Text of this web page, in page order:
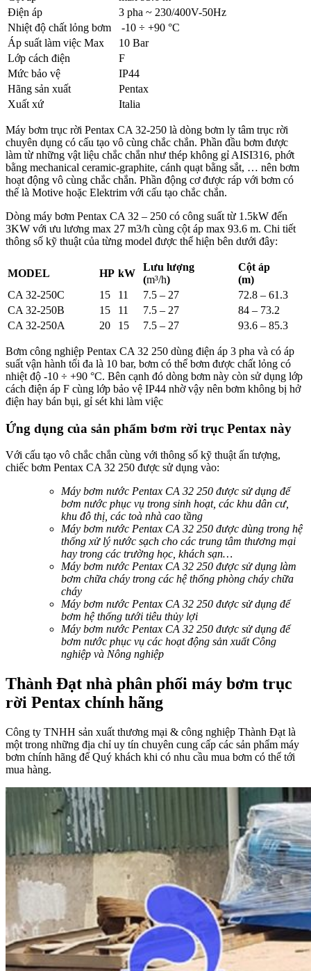
Điện áp
3 pha ~ 230/400V-50Hz
Nhiệt độ chất lỏng bơm
-10 ÷ +90 °C
Áp suất làm việc Max
10 Bar
Lớp cách điện
F
Mức bảo vệ
IP44
Hãng sản xuất
Pentax
Xuất xứ
Italia
Máy bơm trục rời Pentax CA 32-250 là dòng bơm ly tâm trục rời
chuyên dụng có cấu tạo vô cùng chắc chắn. Phần đầu bơm được
làm từ những vật liệu chắc chắn như thép không gỉ AISI316, phớt
bằng mechanical ceramic-graphite, cánh quạt bằng sắt, … nên bơm
hoạt động vô cùng chắc chắn. Phần động cơ được ráp với bơm có
thể là Motive hoặc Elektrim với cấu tạo chắc chắn.
Dòng máy bơm Pentax CA 32 – 250 có công suất từ 1.5kW đến
3KW với ưu lương max 27 m3/h cùng cột áp max 93.6 m. Chi tiết
thông số kỹ thuật của từng model được thể hiện bên dưới đây:
MODEL HP kW
Lưu lượng
(m³/h)
Cột áp
(m)
CA 32-250C
15 11 7.5 – 27
72.8 – 61.3
CA 32-250B
15 11 7.5 – 27
84 – 73.2
CA 32-250A
20 15 7.5 – 27 93.6 – 85.3
Bơm công nghiệp Pentax CA 32 250 dùng điện áp 3 pha và có áp
suất vận hành tối đa là 10 bar, bơm có thể bơm được chất lỏng có
nhiệt độ -10 ÷ +90 °C. Bên cạnh đó dòng bơm này còn sử dụng lớp
cách điện áp F cùng lớp bảo vệ IP44 nhờ vậy nên bơm không bị hở
điện hay bán bụi, gỉ sét khi làm việc
Ứng dụng của sản phẩm bơm rời trục Pentax này
Với cấu tạo vô chắc chắn cùng với thông số kỹ thuật ấn tượng,
chiếc bơm Pentax CA 32 250 được sử dụng vào:
Máy bơm nước Pentax CA 32 250 được sử dụng để
bơm nước phục vụ trong sinh hoạt, các khu dân cư,
khu đô thị, các toà nhà cao tầng
Máy bơm nước Pentax CA 32 250 được dùng trong hệ
thống xử lý nước sạch cho các trung tâm thương mại
hay trong các trường học, khách sạn…
Máy bơm nước Pentax CA 32 250 được sử dụng làm
bơm chữa cháy trong các hệ thống phòng cháy chữa
cháy
Máy bơm nước Pentax CA 32 250 được sử dụng để
bơm hệ thống tưới tiêu thủy lợi
Máy bơm nước Pentax CA 32 250 được sử dụng để
bơm nước phục vụ các hoạt động sản xuất Công
nghiệp và Nông nghiệp
Thành Đạt nhà phân phối máy bơm trục
rời Pentax chính hãng
Công ty TNHH sản xuất thương mại & công nghiệp Thành Đạt là
một trong những địa chỉ uy tín chuyên cung cấp các sản phẩm máy
bơm chính hãng để Quý khách khi có nhu cầu mua bơm có thể tới
mua hàng.